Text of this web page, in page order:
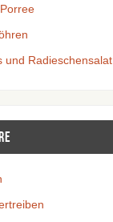
und Radieschensalat